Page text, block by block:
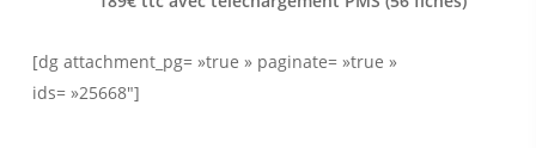
[dg attachment_pg= »true » paginate= »true »
ids= »25668″]